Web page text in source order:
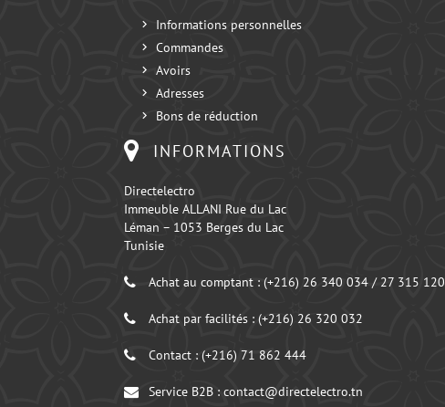
Informations personnelles
Commandes
Avoirs
Adresses
Bons de réduction
INFORMATIONS
Directelectro
Immeuble ALLANI Rue du Lac
Léman – 1053 Berges du Lac
Tunisie
Achat au comptant : (+216) 26 340 034 / 27 315 120
Achat par facilités : (+216) 26 320 032
Contact : (+216) 71 862 444
Service B2B : contact@directelectro.tn